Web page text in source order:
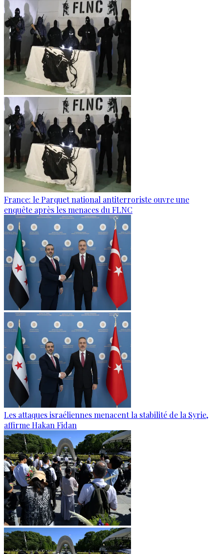
France: le Parquet national antiterroriste ouvre une
enquête après les menaces du FLNC
Les attaques israéliennes menacent la stabilité de la Syrie,
affirme Hakan Fidan